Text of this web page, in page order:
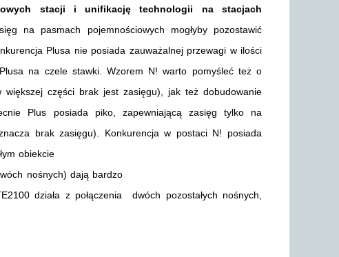
stacji
i unifikację technologii na stacjach
na pasmach pojemnościowych mogłyby pozostawić
Plusa nie posiada zauważalnej przewagi w ilości
na czele stawki. Wzorem N! warto pomyśleć też o
części brak jest zasięgu), jak też dobudowanie
Plus posiada piko, zapewniającą zasięg tylko na
brak zasięgu). Konkurencja w postaci N! posiada
obiekcie
nośnych) dają bardzo
działa z połączenia dwóch pozostałych nośnych,